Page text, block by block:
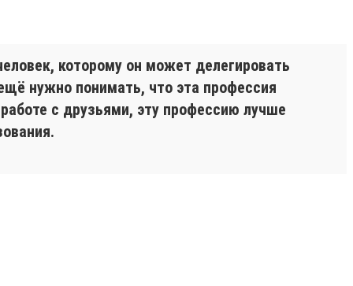
которому он может делегировать
нужно понимать, что эта профессия
с друзьями, эту профессию лучше